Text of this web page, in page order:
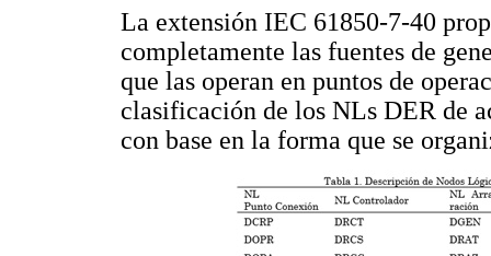
La extensión IEC 61850-7-40
completamente las fuentes de
que las operan en puntos de
clasificación de los NLs DER de
con base en la forma que se